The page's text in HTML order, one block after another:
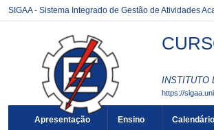
SIGAA - Sistema Integrado de Gestão de Atividades
INSTITUTO
https://
Apresentação Ensino Calendário